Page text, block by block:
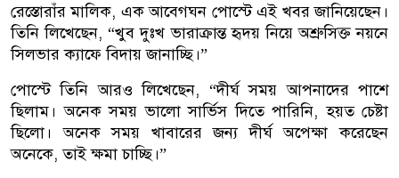
রেস্তোরাঁর মালিক, এক আবেগঘন পোস্টে এই খবর জানিয়েছেন।
তিনি লিখেছেন, “খুব দুঃখ ভারাক্রান্ত হৃদয় নিয়ে অশ্রুসিক্ত নয়নে
সিলভার ক্যাফে বিদায় জানাচ্ছি।”
পোস্টে তিনি আরও লিখেছেন, “দীর্ঘ সময় আপনাদের পাশে
ছিলাম। অনেক সময় ভালো সার্ভিস দিতে পারিনি, হয়ত চেষ্টা
ছিলো। অনেক সময় খাবারের জন্য দীর্ঘ অপেক্ষা করেছেন
অনেকে, তাই ক্ষমা চাচ্ছি।”